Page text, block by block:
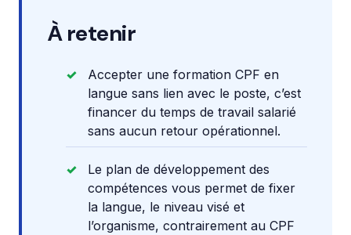
À retenir
Accepter une formation CPF en
langue sans lien avec le poste, c’est
financer du temps de travail salarié
sans aucun retour opérationnel.
Le plan de développement des
compétences vous permet de fixer
la langue, le niveau visé et
l’organisme, contrairement au CPF